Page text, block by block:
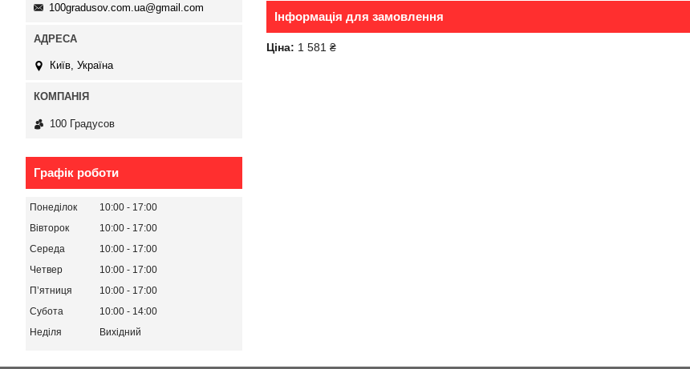
Інформація для замовлення
Ціна: 1 581 ₴
100gradusov.com.ua@gmail.com
Київ, Україна
100 Градусов
Графік роботи
Понеділок 10:00
17:00
Вівторок
10:00
17:00
Середа
10:00
17:00
Четвер
10:00
17:00
Пʼятниця
10:00
17:00
Субота
10:00
14:00
Неділя
Вихідний